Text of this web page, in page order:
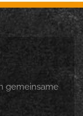
gemeinsame